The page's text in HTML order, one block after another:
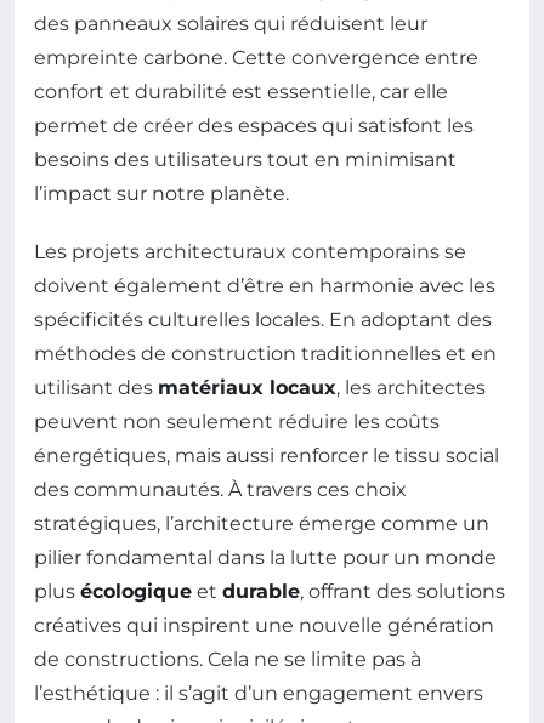
des panneaux solaires qui réduisent leur
empreinte carbone. Cette convergence entre
confort et durabilité est essentielle, car elle
permet de créer des espaces qui satisfont les
besoins des utilisateurs tout en minimisant
l’impact sur notre planète.
Les projets architecturaux contemporains se
doivent également d’être en harmonie avec les
spécificités culturelles locales. En adoptant des
méthodes de construction traditionnelles et en
utilisant des matériaux locaux, les architectes
peuvent non seulement réduire les coûts
énergétiques, mais aussi renforcer le tissu social
des communautés. À travers ces choix
stratégiques, l’architecture émerge comme un
pilier fondamental dans la lutte pour un monde
plus écologique et durable, offrant des solutions
créatives qui inspirent une nouvelle génération
de constructions. Cela ne se limite pas à
l’esthétique : il s’agit d’un engagement envers